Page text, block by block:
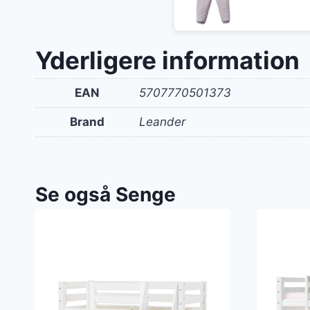
350
Yderligere information
EAN 5707770501373
Brand Leander
Se også Senge